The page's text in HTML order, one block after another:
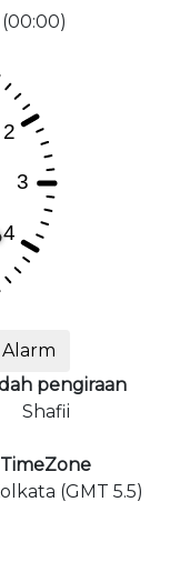
pengiraan
Shafii
TimeZone
(GMT 5.5)